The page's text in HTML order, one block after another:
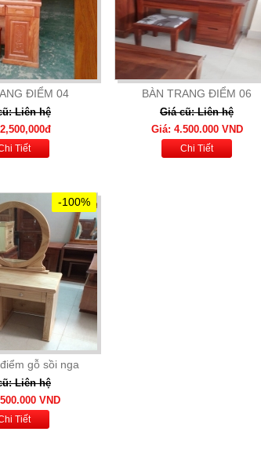
ĐIỂM 04
Liên hệ
Tiết
BÀN TRANG ĐIỂM 06
Giá cũ: Liên hệ
Giá: 4.500.000 VND
Chi Tiết
-100%
gỗ sồi nga
Liên hệ
VND
Tiết